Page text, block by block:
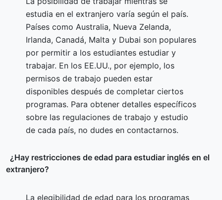
estudia en el extranjero varía según el país.
Países como Australia, Nueva Zelanda,
Irlanda, Canadá, Malta y Dubai son populares
por permitir a los estudiantes estudiar y
trabajar. En los EE.UU., por ejemplo, los
permisos de trabajo pueden estar
disponibles después de completar ciertos
programas. Para obtener detalles específicos
sobre las regulaciones de trabajo y estudio
de cada país, no dudes en contactarnos.
¿Hay restricciones de edad para estudiar inglés en el
extranjero?
La elegibilidad de edad para los programas